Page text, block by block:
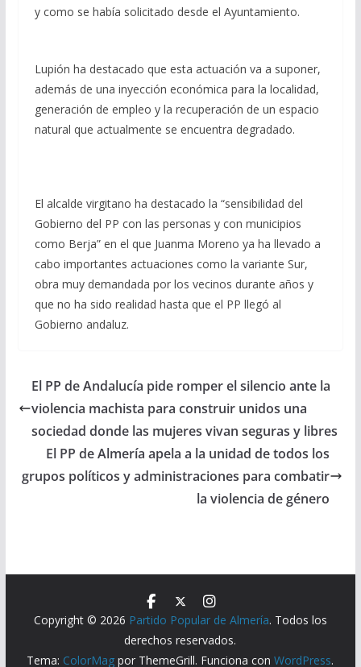
y como se había solicitado desde el Ayuntamiento.
Lupión ha destacado que esta actuación va a suponer,
además de una inyección económica para la localidad,
generación de empleo y la recuperación de un espacio
natural que actualmente se encuentra degradado.
El alcalde virgitano ha destacado la “sensibilidad del
Gobierno del PP con las personas y con municipios
como Berja” en el que Juanma Moreno ya ha llevado a
cabo importantes actuaciones como la variante Sur,
obra muy demandada por los vecinos durante años y
que no ha sido realidad hasta que el PP llegó al
Gobierno andaluz.
El PP de Andalucía pide romper el silencio ante la
violencia machista para construir unidos una
sociedad donde las mujeres vivan seguras y libres
El PP de Almería apela a la unidad de todos los
grupos políticos y administraciones para combatir
la violencia de género
Copyright © 2026 Partido Popular de Almería. Todos los
derechos reservados.
Tema: ColorMag por ThemeGrill. Funciona conWordPress.